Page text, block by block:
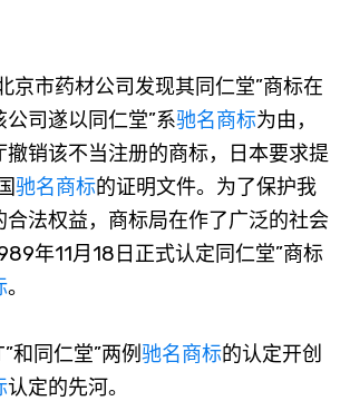
市药材公司发现其同仁堂”商标在
公司遂以同仁堂”系驰名商标为由，
撤销该不当注册的商标，日本要求提
驰名商标的证明文件。为了保护我
合法权益，商标局在作了广泛的社会
年11月18日正式认定同仁堂”商标
。
同仁堂”两例驰名商标的认定开创
认定的先河。